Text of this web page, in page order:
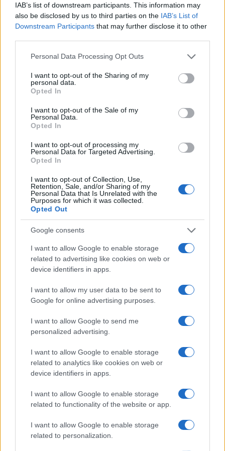
IAB’s list of downstream participants. This information may
also be disclosed by us to third parties on the IAB’s List of
Downstream Participants that may further disclose it to other
Please note that this website/app uses one or more Google
not limited to your visit or usage behaviour. You may click to
grant or deny consent to Google and its third-party tags to
use your data for below specified purposes in below Google
consent section.
Personal Data Processing Opt Outs
I want to opt-out of the Sharing of my
personal data.
Opted In
I want to opt-out of the Sale of my
Personal Data.
Opted In
I want to opt-out of processing my
Personal Data for Targeted Advertising.
Opted In
I want to opt-out of Collection, Use,
Retention, Sale, and/or Sharing of my
Personal Data that Is Unrelated with the
Purposes for which it was collected.
Opted Out
Google consents
I want to allow Google to enable storage
related to advertising like cookies on web or
device identifiers in apps.
I want to allow my user data to be sent to
Google for online advertising purposes.
I want to allow Google to send me
personalized advertising.
I want to allow Google to enable storage
related to analytics like cookies on web or
device identifiers in apps.
I want to allow Google to enable storage
related to functionality of the website or app.
I want to allow Google to enable storage
related to personalization.
Yuval Noah Harari 2002-ben az Oxford
Egyetemen szerzett doktori címet, és
történelem tanszékének oktatója, de emellett
világszerte tart előadásokat. Mai előadását
magyar tolmácsolással a CEU saját YouTube
7+1 meglepő dolog, amit nem tudott
Cserháti Tamaráról